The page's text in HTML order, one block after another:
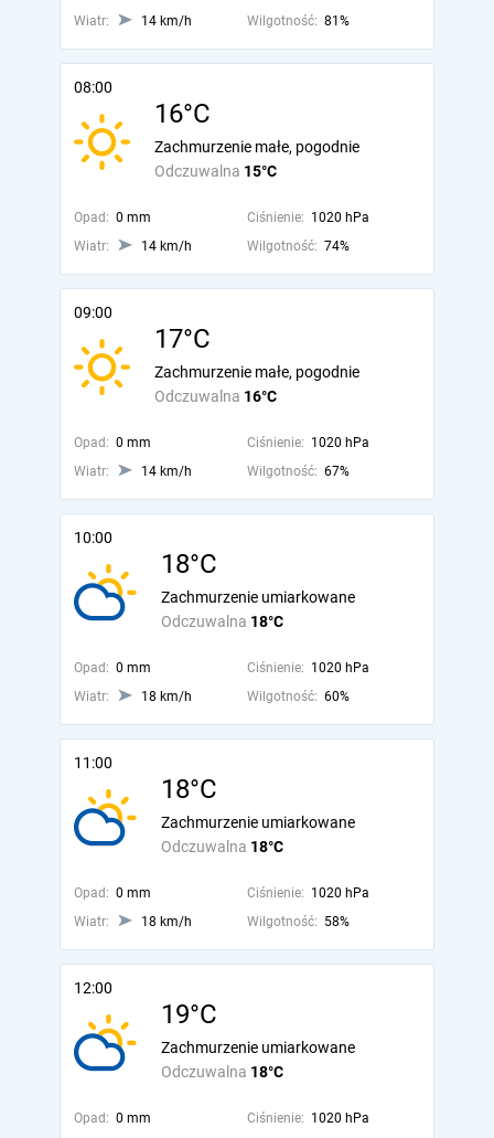
Wiatr: 14 km/h Wilgotność: 81%
08:00
16°C
Odczuwalna 15°C
Zachmurzenie małe, pogodnie
Opad: 0 mm Ciśnienie: 1020 hPa
Wiatr:
14 km/h Wilgotność: 74%
09:00
17°C
Odczuwalna 16°C
Zachmurzenie małe, pogodnie
Opad: 0 mm Ciśnienie: 1020 hPa
Wiatr:
14 km/h Wilgotność: 67%
10:00
18°C
Odczuwalna 18°C
Zachmurzenie umiarkowane
Opad: 0 mm Ciśnienie: 1020 hPa
Wiatr:
18 km/h Wilgotność: 60%
11:00
18°C
Odczuwalna 18°C
Zachmurzenie umiarkowane
Opad: 0 mm Ciśnienie: 1020 hPa
Wiatr:
18 km/h Wilgotność: 58%
12:00
19°C
Odczuwalna 18°C
Zachmurzenie umiarkowane
Opad: 0 mm Ciśnienie: 1020 hPa